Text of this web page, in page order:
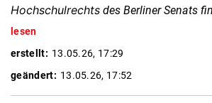
Hochschulrechts des Berliner Senats
lesen
erstellt: 13.05.26, 17:29
geändert: 13.05.26, 17:52